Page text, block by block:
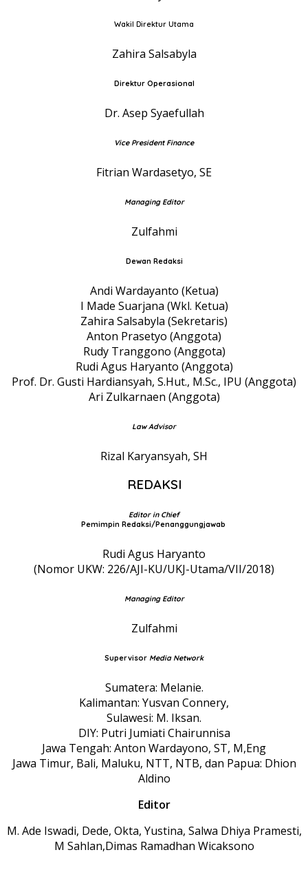
Wakil Direktur Utama
Zahira Salsabyla
Direktur Operasional
Dr. Asep Syaefullah
Vice President Finance
Fitrian Wardasetyo, SE
Managing Editor
Zulfahmi
Dewan Redaksi
Andi Wardayanto (Ketua)
I Made Suarjana (Wkl. Ketua)
Zahira Salsabyla (Sekretaris)
Anton Prasetyo (Anggota)
Rudy Tranggono (Anggota)
Rudi Agus Haryanto (Anggota)
Prof. Dr. Gusti Hardiansyah, S.Hut., M.Sc., IPU (Anggota)
Ari Zulkarnaen (Anggota)
Law Advisor
Rizal Karyansyah, SH
REDAKSI
Editor in Chief
Pemimpin Redaksi/Penanggungjawab
Rudi Agus Haryanto
(Nomor UKW: 226/AJI-KU/UKJ-Utama/VII/2018)
Managing Editor
Zulfahmi
Supervisor Media Network
Sumatera: Melanie.
Kalimantan: Yusvan Connery,
Sulawesi: M. Iksan.
DIY: Putri Jumiati Chairunnisa
Jawa Tengah: Anton Wardayono, ST, M,Eng
Jawa Timur, Bali, Maluku, NTT, NTB, dan Papua: Dhion
Aldino
Editor
M. Ade Iswadi, Dede, Okta, Yustina, Salwa Dhiya Pramesti,
M Sahlan,Dimas Ramadhan Wicaksono